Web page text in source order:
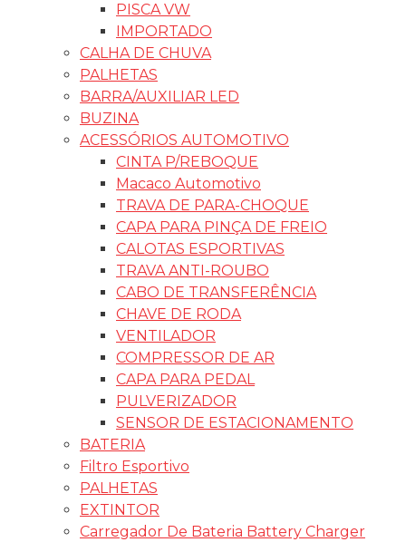
PISCA VW
IMPORTADO
CALHA DE CHUVA
PALHETAS
BARRA/AUXILIAR LED
BUZINA
ACESSÓRIOS AUTOMOTIVO
CINTA P/REBOQUE
Macaco Automotivo
TRAVA DE PARA-CHOQUE
CAPA PARA PINÇA DE FREIO
CALOTAS ESPORTIVAS
TRAVA ANTI-ROUBO
CABO DE TRANSFERÊNCIA
CHAVE DE RODA
VENTILADOR
COMPRESSOR DE AR
CAPA PARA PEDAL
PULVERIZADOR
SENSOR DE ESTACIONAMENTO
BATERIA
Filtro Esportivo
PALHETAS
EXTINTOR
Carregador De Bateria Battery Charger